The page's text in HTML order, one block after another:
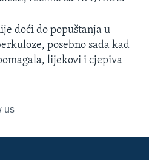
doći do popuštanja u
posebno sada kad
lijekovi i cjepiva
us